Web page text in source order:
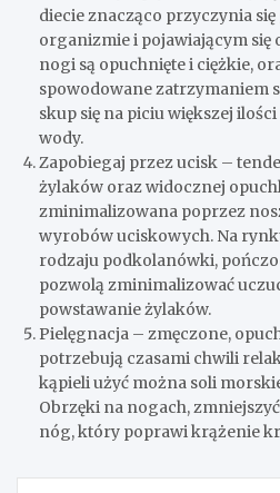
diecie znacząco przyczynia
organizmie i pojawiającym się
nogi są opuchnięte i ciężkie,
spowodowane zatrzymaniem
skup się na piciu większej
wody.
Zapobiegaj przez ucisk –
żylaków oraz widocznej
zminimalizowana poprzez
wyrobów uciskowych. Na
rodzaju podkolanówki,
pozwolą zminimalizować
powstawanie żylaków.
Pielęgnacja – zmęczone,
potrzebują czasami chwili
kąpieli użyć można soli
Obrzęki na nogach,
nóg, który poprawi krążenie